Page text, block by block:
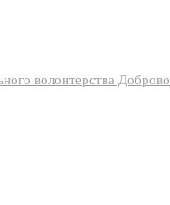
волонтерства